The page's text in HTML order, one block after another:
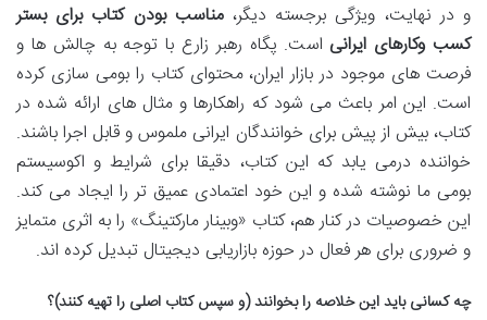
و در نهایت، ویژگی برجسته دیگر،مناسب بودن کتاب برای بستر
کسب وکارهای ایرانی است. پگاه رهبر زارع با توجه به چالش ها و
فرصت های موجود در بازار ایران، محتوای کتاب را بومی سازی کرده
است. این امر باعث می شود که راهکارها و مثال های ارائه شده در
کتاب، بیش از پیش برای خوانندگان ایرانی ملموس و قابل اجرا باشند.
خواننده درمی یابد که این کتاب، دقیقا برای شرایط و اکوسیستم
بومی ما نوشته شده و این خود اعتمادی عمیق تر را ایجاد می کند.
این خصوصیات در کنار هم، کتاب «وبینار مارکتینگ» را به اثری متمایز
و ضروری برای هر فعال در حوزه بازاریابی دیجیتال تبدیل کرده اند.
چه کسانی باید این خلاصه را بخوانند (و سپس کتاب اصلی را تهیه کنند)؟